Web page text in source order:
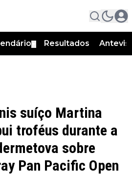
Resultados
suíço Martina
troféus durante a
sobre
Pan Pacific Open